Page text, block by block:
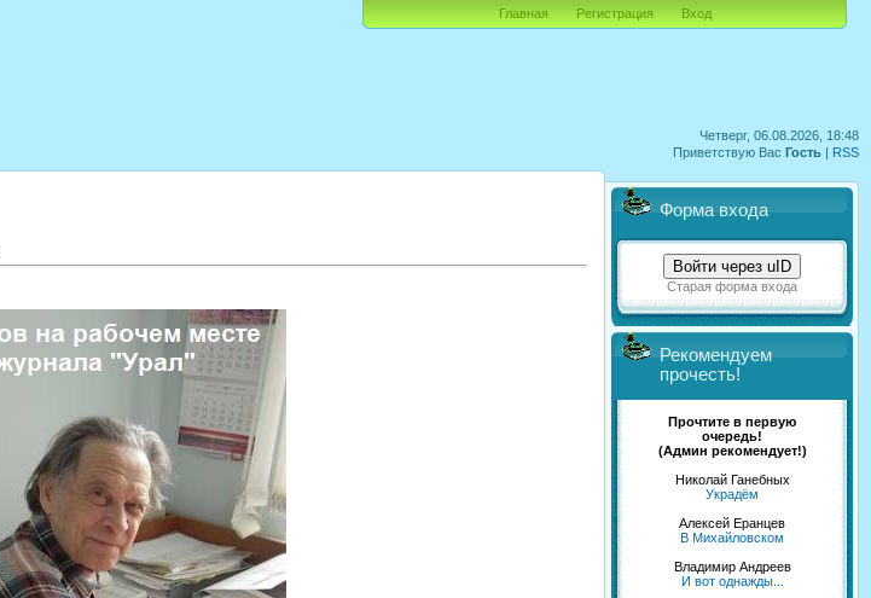
Четверг, 06.08.2026, 18:48
Приветствую Вас Гость | RSS
Главная Регистрация Вход
Форма входа
Войти через uID
Старая форма входа
Рекомендуем
прочесть!
Прочтите в первую
очередь!
(Админ рекомендует!)
Николай Ганебных
Украдём
Алексей Еранцев
В Михайловском
Владимир Андреев
И вот однажды...